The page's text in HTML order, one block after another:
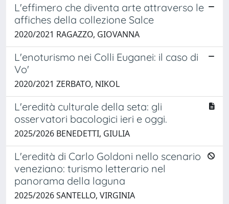
L'effimero che diventa arte attraverso le
affiches della collezione Salce
2020/2021 RAGAZZO, GIOVANNA
L'enoturismo nei Colli Euganei: il caso di
Vo'
2020/2021 ZERBATO, NIKOL
L'eredità culturale della seta: gli
osservatori bacologici ieri e oggi.
2025/2026 BENEDETTI, GIULIA
L'eredità di Carlo Goldoni nello scenario
veneziano: turismo letterario nel
panorama della laguna
2025/2026 SANTELLO, VIRGINIA